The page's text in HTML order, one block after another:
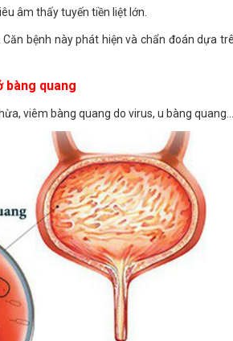
âm thấy tuyến tiền liệt lớn.
bệnh này phát hiện và chẩn đoán dựa
bàng quang
viêm bàng quang do virus, u bàng quang...